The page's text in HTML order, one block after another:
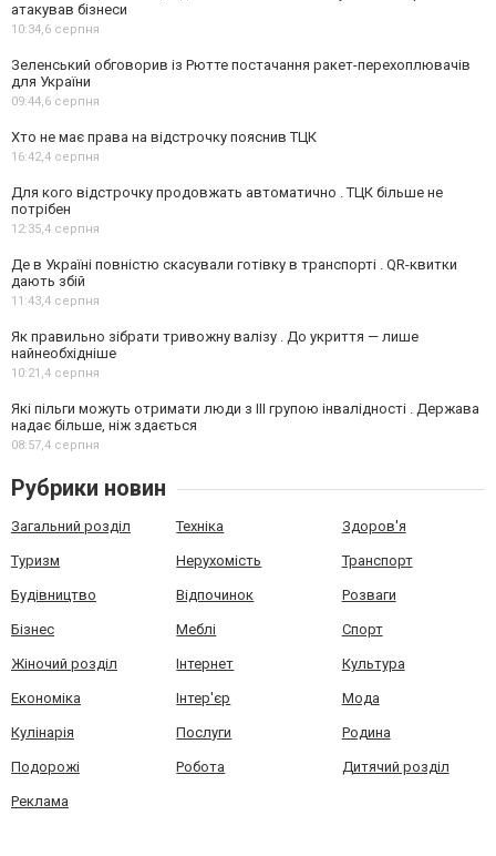
атакував бізнеси
10:34,6 серпня
Зеленський обговорив із Рютте постачання ракет-перехоплювачів
для України
09:44,6 серпня
Хто не має права на відстрочку пояснив ТЦК
16:42,4 серпня
Для кого відстрочку продовжать автоматично . ТЦК більше не
потрібен
12:35,4 серпня
Де в Україні повністю скасували готівку в транспорті . QR-квитки
дають збій
11:43,4 серпня
Як правильно зібрати тривожну валізу . До укриття — лише
найнеобхідніше
10:21,4 серпня
Які пільги можуть отримати люди з III групою інвалідності . Держава
надає більше, ніж здається
08:57,4 серпня
Рубрики новин
Загальний розділ Техніка Здоров'я
Туризм Нерухомість Транспорт
Будівництво Відпочинок Розваги
Бізнес Меблі Спорт
Жіночий розділ Інтернет Культура
Економіка Інтер'єр Мода
Кулінарія Послуги Родина
Подорожі Робота Дитячий розділ
Реклама